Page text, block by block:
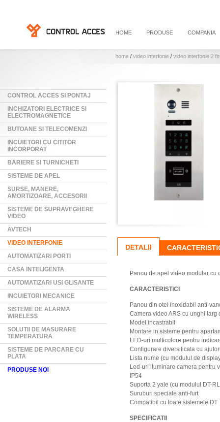
HOME PRODUSE COMPANIA
home / video interfonie / video interfonie 2
CONTROL ACCES SI PONTAJ
INCHIZATORI ELECTRICE SI
ELECTROMAGNETICE
BUTOANE SI TELECOMENZI
INCUIETORI CU CITITOR
INCORPORAT
BARIERE SI TURNICHETI
SISTEME DE APEL
SURSE, MANERE,
AMORTIZOARE, ACCESORII
SISTEME DE SUPRAVEGHERE
VIDEO
AVTECH
VIDEO INTERFONIE
AUTOMATIZARI PORTI
CASA INTELIGENTA
AUTOMATIZARI USI GLISANTE
INCUIETORI MECANICE
SISTEME DE ALARMA
WIRELESS
SOLUTII DE MASURARE
TEMPERATURA
SISTEME DE PARCARE CU
PLATA
PRODUSE NOI
DETALII
Panou de apel video modular
CARACTERISTICI
Panou din otel inoxidabil anti-
Camera video ARS cu unghi larg
Model incastrabil
Montare in sisteme pentru
LED-uri multicolore pentru
Configurare diversificata cu
Lista nume (cu modulul de
Led-uri iluminare camera pentru
IP54
Suporta 2 yale (cu modulul DT-
Suruburi speciale anti-furt
Compatibil cu toate sistemele DT
SPECIFICATII